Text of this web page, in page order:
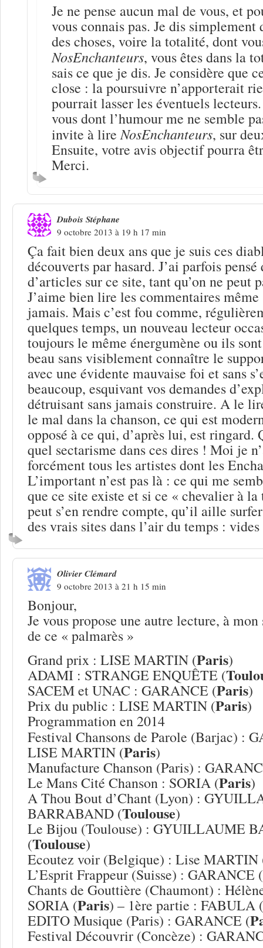
Je ne pense aucun mal de vous, et
vous connais pas. Je dis
des choses, voire la totalité, dont
NosEnchanteurs, vous êtes dans la
sais ce que je dis. Je considère que
close : la poursuivre n’apporterait
pourrait lasser les éventuels
vous dont l’humour me ne semble
invite à lireNosEnchanteurs, sur
Ensuite, votre avis objectif pourra
Merci.
Dubois Stéphane
9 octobre 2013 à 19 h 17 min
Ça fait bien deux ans que je suis ces
découverts par hasard. J’ai parfois
d’articles sur ce site, tant qu’on ne peut
J’aime bien lire les commentaires même
jamais. Mais c’est fou comme,
quelques temps, un nouveau lecteur
toujours le même énergumène ou ils
beau sans visiblement connaître le
avec une évidente mauvaise foi et sans
beaucoup, esquivant vos demandes
détruisant sans jamais construire. A le
le mal dans la chanson, ce qui est
opposé à ce qui, d’après lui, est ringard.
quel sectarisme dans ces dires ! Moi je
forcément tous les artistes dont les
L’important n’est pas là : ce qui me
que ce site existe et si ce « chevalier à
peut s’en rendre compte, qu’il aille
des vrais sites dans l’air du temps :
Olivier Clémard
9 octobre 2013 à 21 h 15 min
Bonjour,
Je vous propose une autre lecture, à
de ce « palmarès »
Grand prix : LISE MARTIN (Paris)
ADAMI : STRANGE ENQUÊTE (
SACEM et UNAC : GARANCE (Paris)
Prix du public : LISE MARTIN (Paris)
Programmation en 2014
Festival Chansons de Parole (Barjac) :
LISE MARTIN (Paris)
Manufacture Chanson (Paris) :
Le Mans Cité Chanson : SORIA (Paris)
A Thou Bout d’Chant (Lyon) :
BARRABAND (Toulouse)
Le Bijou (Toulouse) : GYUILLAUME
(Toulouse)
Ecoutez voir (Belgique) : Lise MARTIN
L’Esprit Frappeur (Suisse) : GARANCE (
Chants de Gouttière (Chaumont) :
SORIA (Paris) – 1ère partie : FABULA (
EDITO Musique (Paris) : GARANCE (
Festival Découvrir (Concèze) :